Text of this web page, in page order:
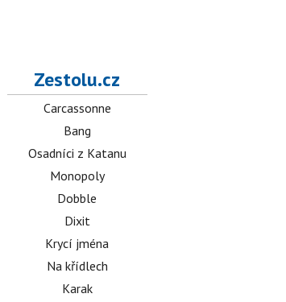
Zestolu.cz
Carcassonne
Bang
Osadníci z Katanu
Monopoly
Dobble
Dixit
Krycí jména
Na křídlech
Karak